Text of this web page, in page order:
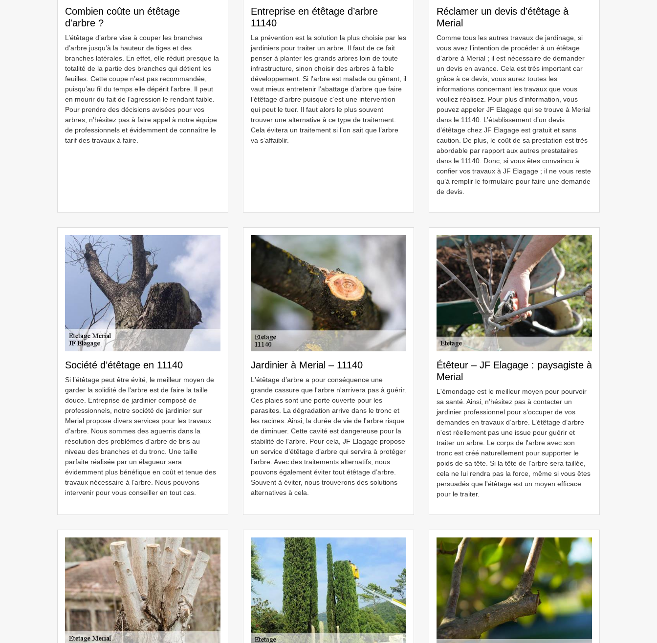
Combien coûte un étêtage
d'arbre ?
L’étêtage d’arbre vise à couper les branches
d’arbre jusqu’à la hauteur de tiges et des
branches latérales. En effet, elle réduit presque la
totalité de la partie des branches qui détient les
feuilles. Cette coupe n’est pas recommandée,
puisqu’au fil du temps elle dépérit l’arbre. Il peut
en mourir du fait de l’agression le rendant faible.
Pour prendre des décisions avisées pour vos
arbres, n’hésitez pas à faire appel à notre équipe
de professionnels et évidemment de connaître le
tarif des travaux à faire.
Entreprise en étêtage d’arbre
11140
La prévention est la solution la plus choisie par les
jardiniers pour traiter un arbre. Il faut de ce fait
penser à planter les grands arbres loin de toute
infrastructure, sinon choisir des arbres à faible
développement. Si l'arbre est malade ou gênant, il
vaut mieux entretenir l’abattage d’arbre que faire
l’étêtage d’arbre puisque c’est une intervention
qui peut le tuer. Il faut alors le plus souvent
trouver une alternative à ce type de traitement.
Cela évitera un traitement si l’on sait que l’arbre
va s’affaiblir.
Réclamer un devis d’étêtage à
Merial
Comme tous les autres travaux de jardinage, si
vous avez l’intention de procéder à un étêtage
d’arbre à Merial ; il est nécessaire de demander
un devis en avance. Cela est très important car
grâce à ce devis, vous aurez toutes les
informations concernant les travaux que vous
vouliez réalisez. Pour plus d’information, vous
pouvez appeler JF Elagage qui se trouve à Merial
dans le 11140. L’établissement d’un devis
d’étêtage chez JF Elagage est gratuit et sans
caution. De plus, le coût de sa prestation est très
abordable par rapport aux autres prestataires
dans le 11140. Donc, si vous êtes convaincu à
confier vos travaux à JF Elagage ; il ne vous reste
qu’à remplir le formulaire pour faire une demande
de devis.
Société d’étêtage en 11140
Si l’étêtage peut être évité, le meilleur moyen de
garder la solidité de l'arbre est de faire la taille
douce. Entreprise de jardinier composé de
professionnels, notre société de jardinier sur
Merial propose divers services pour les travaux
d’arbre. Nous sommes des aguerris dans la
résolution des problèmes d’arbre de bris au
niveau des branches et du tronc. Une taille
parfaite réalisée par un élagueur sera
évidemment plus bénéfique en coût et tenue des
travaux nécessaire à l’arbre. Nous pouvons
intervenir pour vous conseiller en tout cas.
Jardinier à Merial – 11140
L'étêtage d’arbre a pour conséquence une
grande cassure que l'arbre n'arrivera pas à guérir.
Ces plaies sont une porte ouverte pour les
parasites. La dégradation arrive dans le tronc et
les racines. Ainsi, la durée de vie de l'arbre risque
de diminuer. Cette cavité est dangereuse pour la
stabilité de l'arbre. Pour cela, JF Elagage propose
un service d’étêtage d’arbre qui servira à protéger
l’arbre. Avec des traitements alternatifs, nous
pouvons également éviter tout étêtage d’arbre.
Souvent à éviter, nous trouverons des solutions
alternatives à cela.
Étêteur – JF Elagage : paysagiste à
Merial
L'émondage est le meilleur moyen pour pourvoir
sa santé. Ainsi, n’hésitez pas à contacter un
jardinier professionnel pour s’occuper de vos
demandes en travaux d’arbre. L’étêtage d’arbre
n'est réellement pas une issue pour guérir et
traiter un arbre. Le corps de l'arbre avec son
tronc est créé naturellement pour supporter le
poids de sa tête. Si la tête de l’arbre sera taillée,
cela ne lui rendra pas la force, même si vous êtes
persuadés que l'étêtage est un moyen efficace
pour le traiter.